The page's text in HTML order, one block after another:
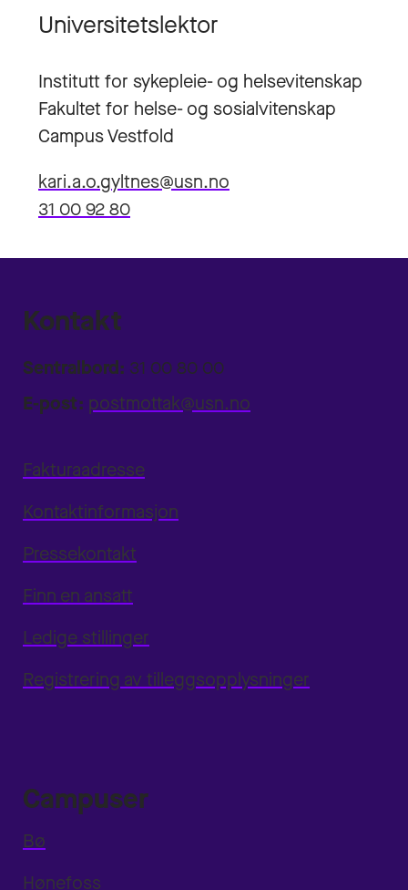
Universitetslektor
Institutt for sykepleie- og helsevitenskap
Fakultet for helse- og sosialvitenskap
Campus Vestfold
kari.a.o.gyltnes@usn.no
31 00 92 80
Kontakt
Sentralbord: 31 00 80 00
E-post: postmottak@usn.no
Fakturaadresse
Kontaktinformasjon
Pressekontakt
Finn en ansatt
Ledige stillinger
Registrering av tilleggsopplysninger
Campuser
Bø
Hønefoss